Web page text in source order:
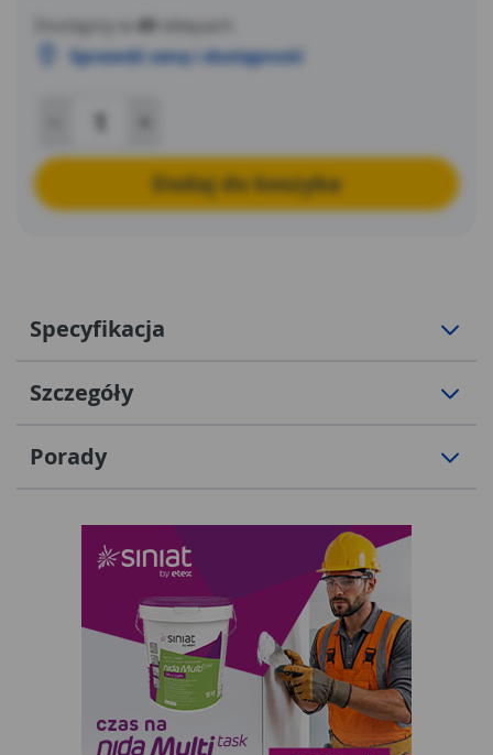
Dostępny w 49
sklepach
Sprawdź cenę i dostępność
Dodaj do koszyka
Specyfikacja
Szczegóły
Porady